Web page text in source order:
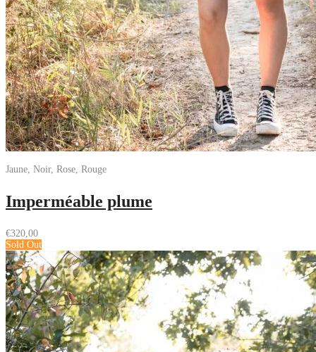
Jaune, Noir, Rose, Rouge
Imperméable plume
€320,00
Sold Out